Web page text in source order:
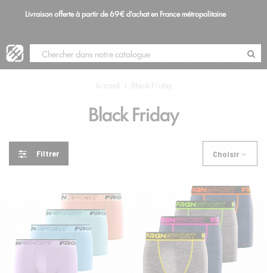
Livraison offerte à partir de 69€ d'achat en France métropolitaine
Accueil | Black Friday
Black Friday
Filtrer Choisir